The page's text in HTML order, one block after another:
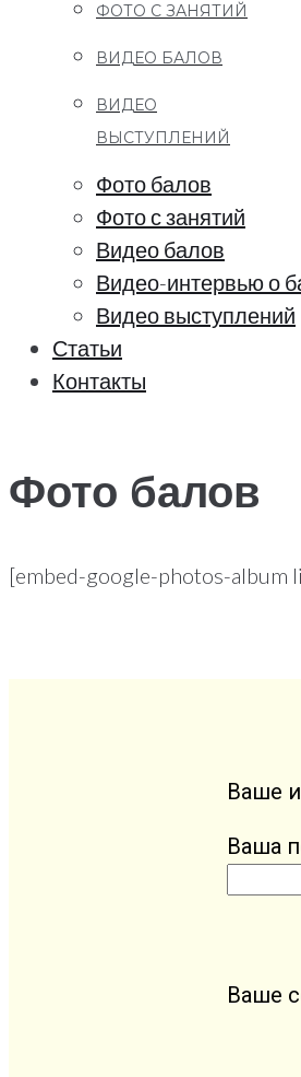
ФОТО С ЗАНЯТИЙ
ВИДЕО БАЛОВ
ВИДЕО
ВЫСТУПЛЕНИЙ
Фото балов
Фото с занятий
Видео балов
Видео-интервью о
Видео выступлений
Статьи
Контакты
Фото балов
[embed-google-photos-
Ваше
Ваша
Ваше